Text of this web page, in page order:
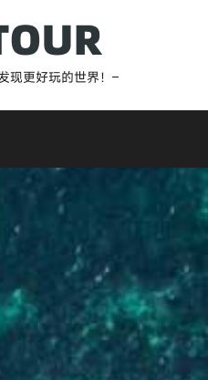
现更好玩的世界！–